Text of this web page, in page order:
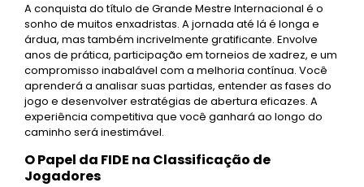
A conquista do título de Grande Mestre Internacional é o
sonho de muitos enxadristas. A jornada até lá é longa e
árdua, mas também incrivelmente gratificante. Envolve
anos de prática, participação em torneios de xadrez, e um
compromisso inabalável com a melhoria contínua. Você
aprenderá a analisar suas partidas, entender as fases do
jogo e desenvolver estratégias de abertura eficazes. A
experiência competitiva que você ganhará ao longo do
caminho será inestimável.
O Papel da FIDE na Classificação de
Jogadores